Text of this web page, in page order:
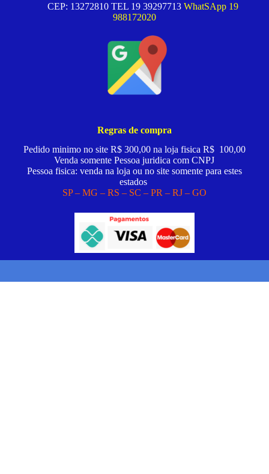
CEP: 13272810 TEL 19 39297713 WhatSApp 19
988172020
Regras de compra
Pedido minimo no site R$ 300,00 na loja fisica R$ 100,00
Venda somente Pessoa juridica com CNPJ
Pessoa fisica: venda na loja ou no site somente para estes
estados
SP – MG – RS – SC – PR – RJ – GO